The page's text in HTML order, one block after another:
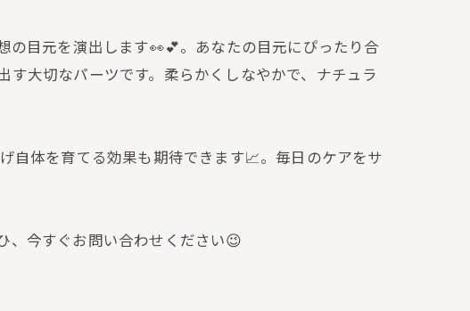
目元を演出します👀💕。あなたの目元にぴったり合
大切なパーツです。柔らかくしなやかで、ナチュラ
自体を育てる効果も期待できます📈。毎日のケアをサ
、今すぐお問い合わせください😉